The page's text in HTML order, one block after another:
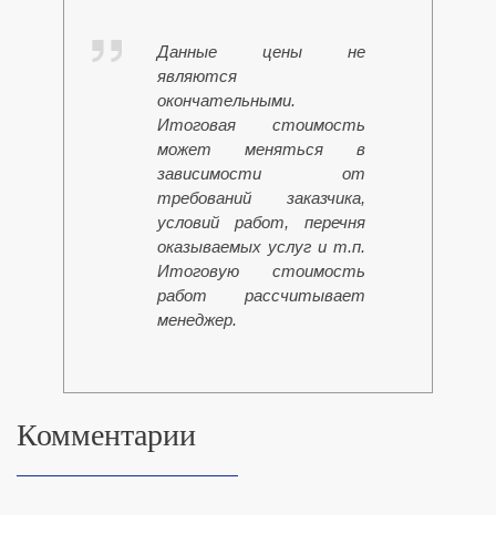
Данные цены не
являются
окончательными.
Итоговая стоимость
может меняться в
зависимости от
требований заказчика,
условий работ, перечня
оказываемых услуг и т.п.
Итоговую стоимость
работ рассчитывает
менеджер.
Комментарии